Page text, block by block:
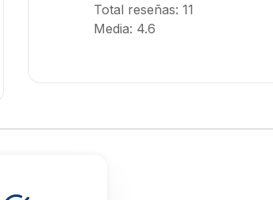
Total reseñas: 11
Media: 4.6